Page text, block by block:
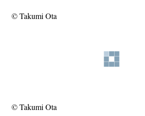
© Takumi Ota
© Takumi Ota